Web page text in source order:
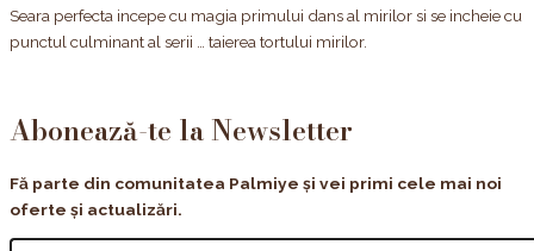
Seara perfecta incepe cu magia primului dans al mirilor si se incheie cu
punctul culminant al serii … taierea tortului mirilor.
Abonează-te la Newsletter
Fă parte din comunitatea Palmiye și vei primi cele mai noi
oferte și actualizări.